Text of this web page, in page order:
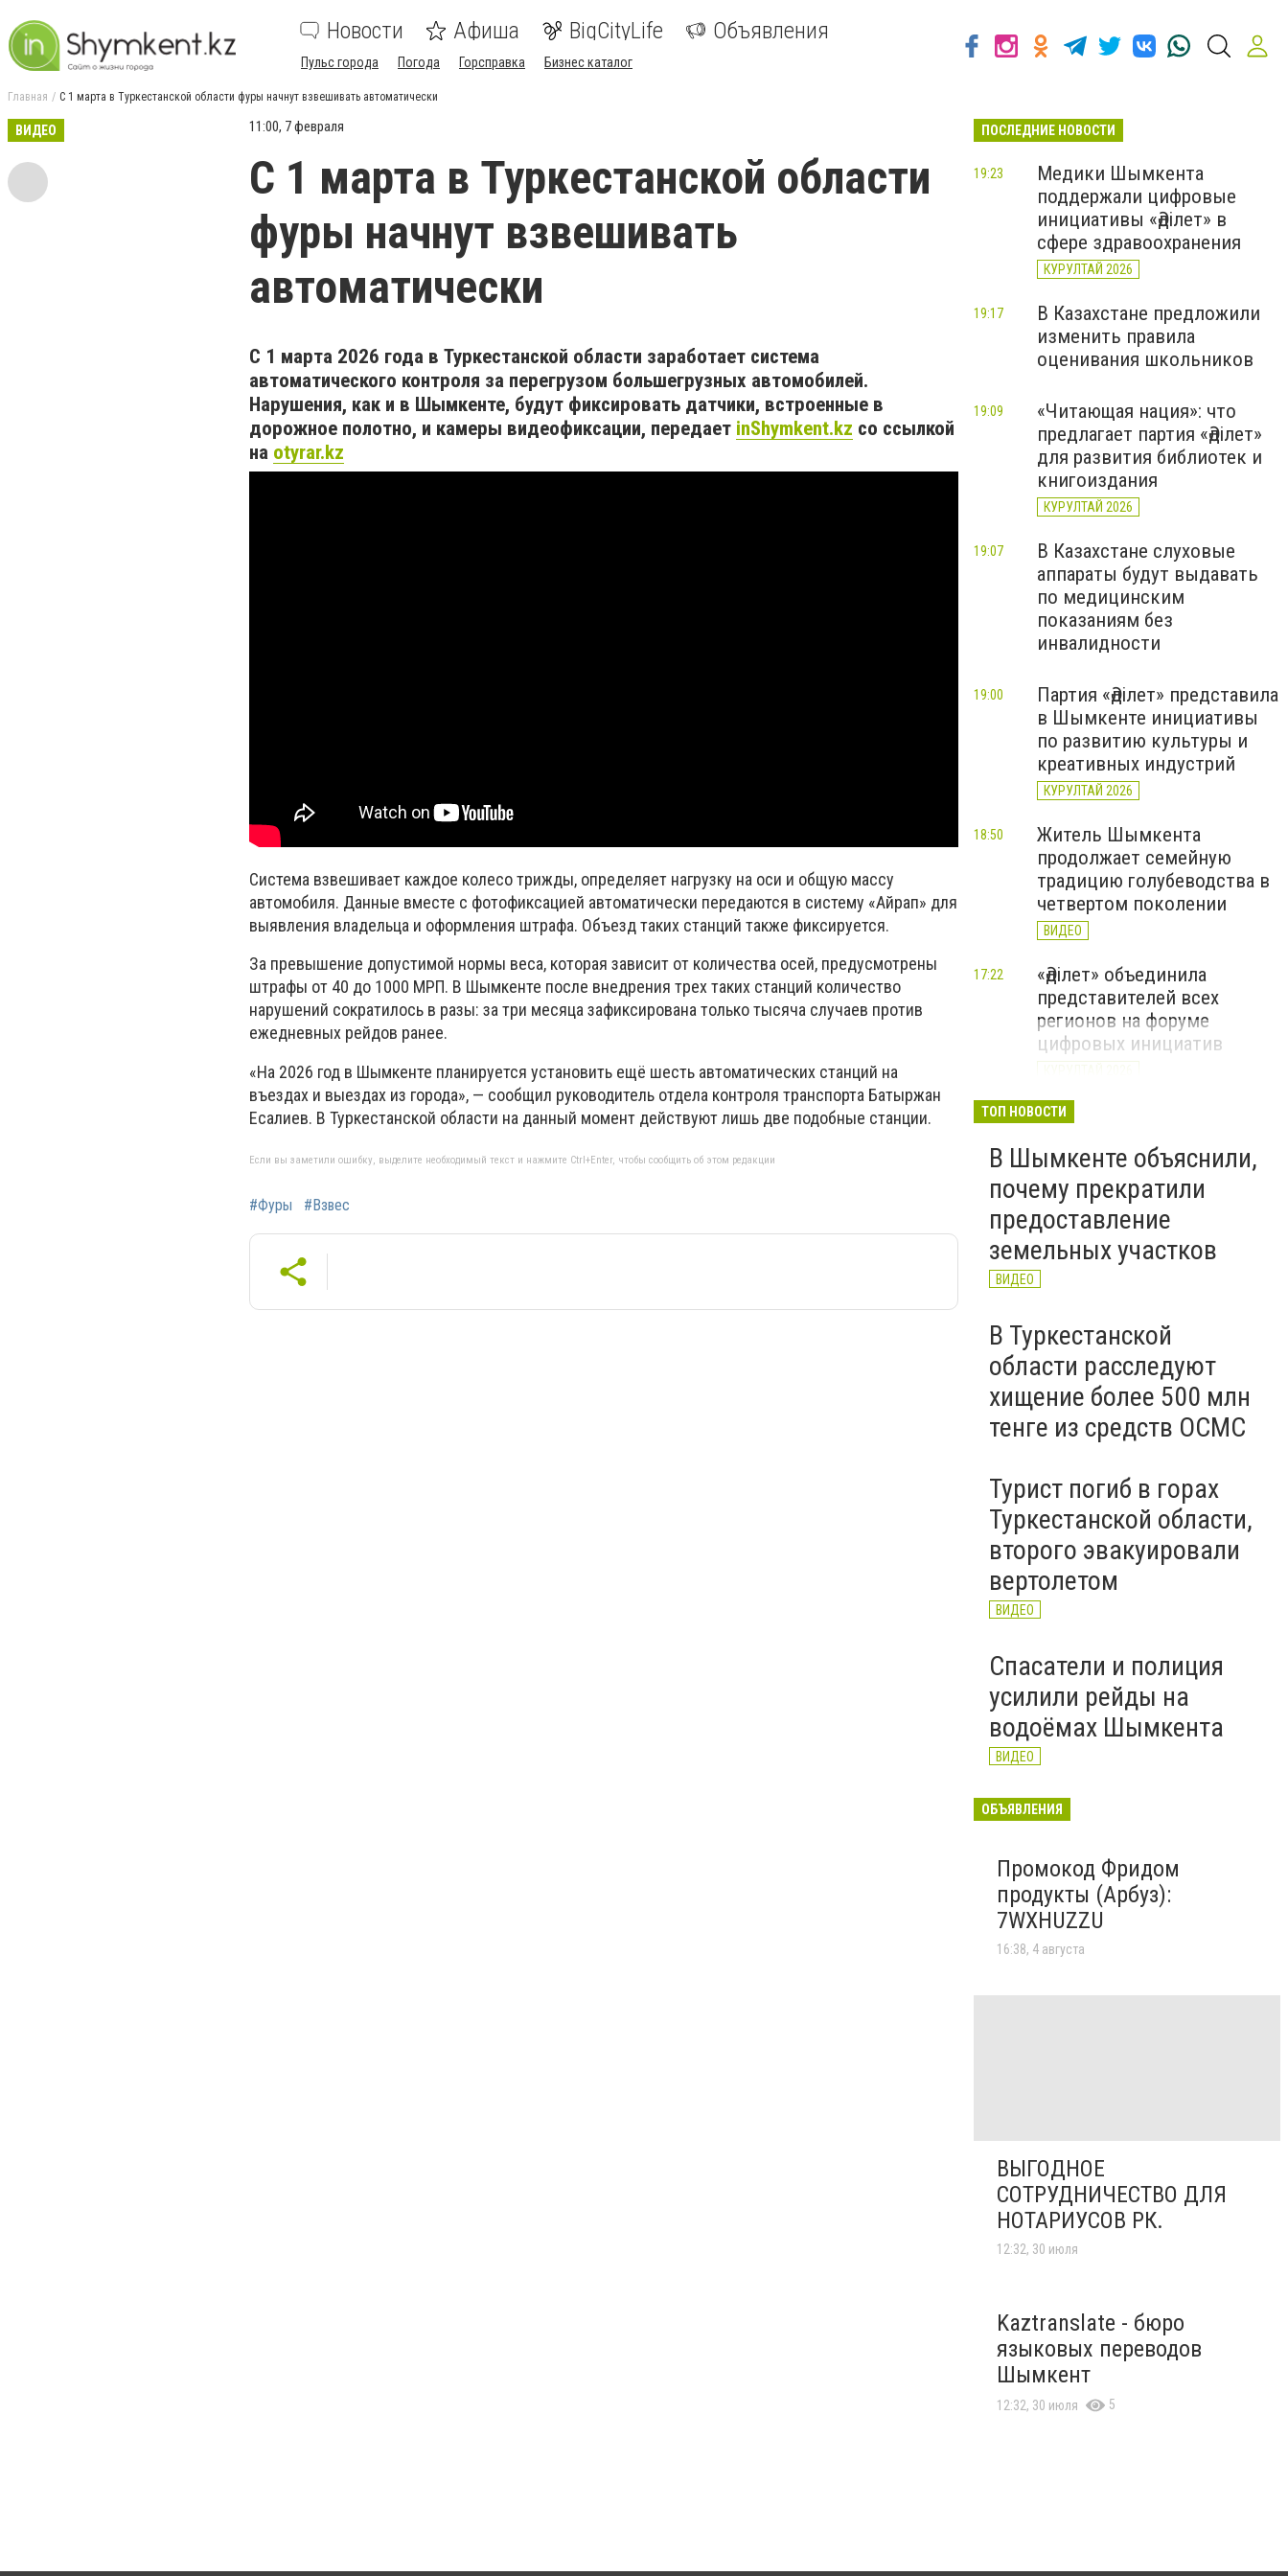
Новости Афиша BigCityLife Объявления
Пульс города Погода Горсправка Бизнес каталог
Главная С 1 марта в Туркестанской области фуры начнут взвешивать автоматически
ВИДЕО 11:00, 7 февраля
С 1 марта в Туркестанской области
фуры начнут взвешивать
автоматически
С 1 марта 2026 года в Туркестанской области заработает система
автоматического контроля за перегрузом большегрузных автомобилей.
Нарушения, как и в Шымкенте, будут фиксировать датчики, встроенные в
дорожное полотно, и камеры видеофиксации, передает inShymkent.kz со ссылкой
на otyrar.kz
Система взвешивает каждое колесо трижды, определяет нагрузку на оси и общую массу
автомобиля. Данные вместе с фотофиксацией автоматически передаются в систему «Айрап» для
выявления владельца и оформления штрафа. Объезд таких станций также фиксируется.
За превышение допустимой нормы веса, которая зависит от количества осей, предусмотрены
штрафы от 40 до 1000 МРП. В Шымкенте после внедрения трех таких станций количество
нарушений сократилось в разы: за три месяца зафиксирована только тысяча случаев против
ежедневных рейдов ранее.
«На 2026 год в Шымкенте планируется установить ещё шесть автоматических станций на
въездах и выездах из города», — сообщил руководитель отдела контроля транспорта Батыржан
Есалиев. В Туркестанской области на данный момент действуют лишь две подобные станции.
Если вы заметили ошибку, выделите необходимый текст и нажмите Ctrl+Enter, чтобы сообщить об этом редакции
#Фуры #Взвес
ПОСЛЕДНИЕ НОВОСТИ
Медики Шымкента
поддержали цифровые
инициативы «Әділет» в
сфере здравоохранения
КУРУЛТАЙ 2026
19:23
В Казахстане предложили
изменить правила
оценивания школьников
19:17
«Читающая нация»: что
предлагает партия «Әділет»
для развития библиотек и
книгоиздания
КУРУЛТАЙ 2026
19:09
В Казахстане слуховые
аппараты будут выдавать
по медицинским
показаниям без
инвалидности
19:07
Партия «Әділет» представила
в Шымкенте инициативы
по развитию культуры и
креативных индустрий
КУРУЛТАЙ 2026
19:00
Житель Шымкента
продолжает семейную
традицию голубеводства в
четвертом поколении
ВИДЕО
18:50
«Әділет» объединила
представителей всех
регионов на форуме
цифровых инициатив
17:22
В Казахстане назвали
высокооплачиваемые
вакансии июля
12:15
ТОП НОВОСТИ
В Шымкенте объяснили,
почему прекратили
предоставление
земельных участков
ВИДЕО
В Туркестанской
области расследуют
хищение более 500 млн
тенге из средств ОСМС
Турист погиб в горах
Туркестанской области,
второго эвакуировали
вертолетом
ВИДЕО
Спасатели и полиция
усилили рейды на
водоёмах Шымкента
ВИДЕО
ОБЪЯВЛЕНИЯ
Промокод Фридом
продукты (Арбуз):
7WXHUZZU
16:38, 4 августа
ВЫГОДНОЕ
СОТРУДНИЧЕСТВО ДЛЯ
НОТАРИУСОВ РК.
12:32, 30 июля
Kaztranslate - бюро
языковых переводов
Шымкент
12:32, 30 июля 5